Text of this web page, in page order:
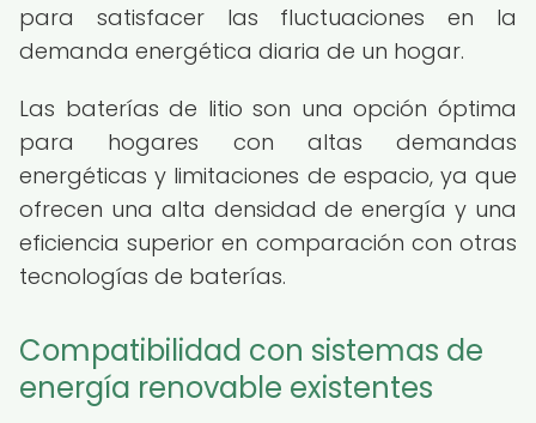
para satisfacer las fluctuaciones en la
demanda energética diaria de un hogar.
Las baterías de litio son una opción óptima
para hogares con altas demandas
energéticas y limitaciones de espacio, ya que
ofrecen una alta densidad de energía y una
eficiencia superior en comparación con otras
tecnologías de baterías.
Compatibilidad con sistemas de
energía renovable existentes